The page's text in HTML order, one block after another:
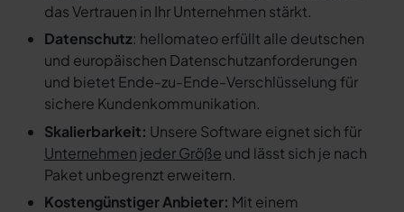
das Vertrauen in Ihr Unternehmen stärkt.
Datenschutz: hellomateo erfüllt alle deutschen
und europäischen Datenschutzanforderungen
und bietet Ende-zu-Ende-Verschlüsselung für
sichere Kundenkommunikation.
Skalierbarkeit: Unsere Software eignet sich für
Unternehmen jeder Größe und lässt sich je nach
Paket unbegrenzt erweitern.
Kostengünstiger Anbieter: Mit einem